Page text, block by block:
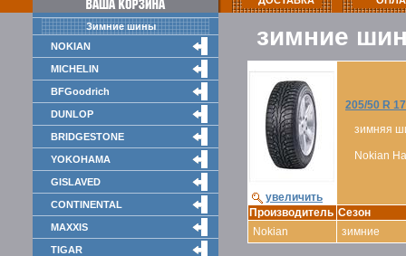
Зимние шины
NOKIAN
MICHELIN
BFGoodrich
DUNLOP
BRIDGESTONE
YOKOHAMA
GISLAVED
CONTINENTAL
MAXXIS
TIGAR
зимние
увеличить
205/50 R
зимняя
Nokian
Производитель Сезон
Nokian
зимние